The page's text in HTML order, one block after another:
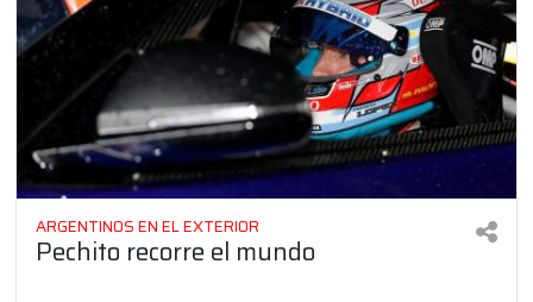
ARGENTINOS EN EL EXTERIOR
Pechito recorre el mundo